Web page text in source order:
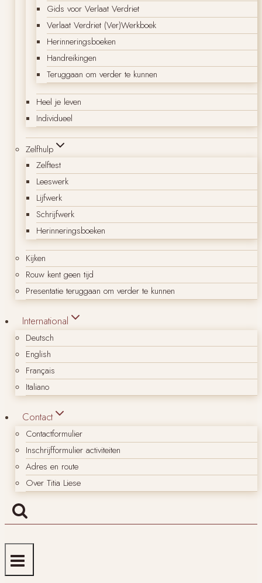
Gids voor Verlaat Verdriet
Verlaat Verdriet (Ver)Werkboek
Herinneringsboeken
Handreikingen
Teruggaan om verder te kunnen
Heel je leven
Individueel
Zelfhulp
Zelftest
Leeswerk
Lijfwerk
Schrijfwerk
Herinneringsboeken
Kijken
Rouw kent geen tijd
Presentatie teruggaan om verder te kunnen
International
Deutsch
English
Français
Italiano
Contact
Contactformulier
Inschrijfformulier activiteiten
Adres en route
Over Titia Liese